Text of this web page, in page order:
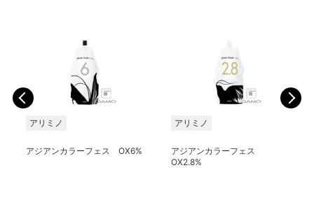
アリミノ
アジアンカラーフェス OX6%
アリミノ
アジアンカラーフェス
OX2.8%